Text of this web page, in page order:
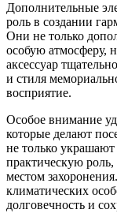
Дополнительные
роль в создании
Они не только
особую атмосферу,
аксессуар
и стиля
восприятие.
Особое внимание
которые делают
не только
практическую роль,
местом
климатических
долговечность и